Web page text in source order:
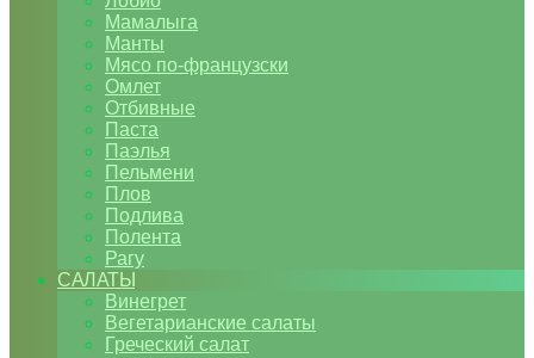
Мамалыга
Манты
Мясо по-французски
Омлет
Отбивные
Паста
Паэлья
Пельмени
Плов
Подлива
Полента
Рагу
САЛАТЫ
Винегрет
Вегетарианские салаты
Греческий салат